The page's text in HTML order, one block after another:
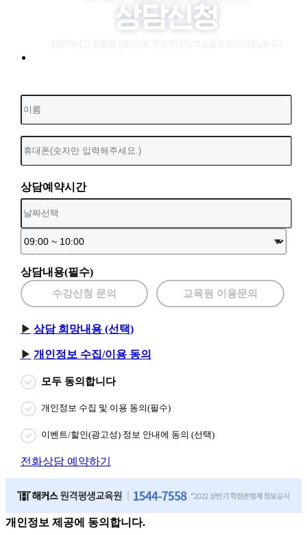
상담예약시간
상담내용(필수)
수강신청 문의 교육원 이용문의
상담 희망내용 (선택)
개인정보 수집/이용 동의
모두 동의합니다
개인정보 수집 및 이용 동의(필수)
이벤트/할인(광고성) 정보 안내에 동의 (선택)
전화상담 예약하기
개인정보 제공에 동의합니다.